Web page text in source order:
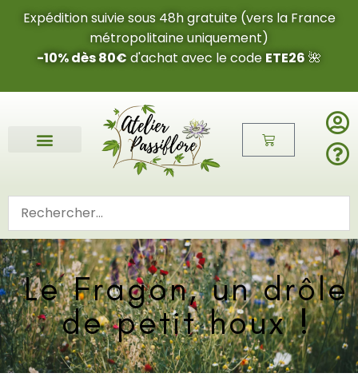
Expédition suivie sous 48h gratuite (vers la France
métropolitaine uniquement)
-10% dès 80€ d'achat avec le code ETE26 🌺
Le Fragon, un drôle
de petit houx !